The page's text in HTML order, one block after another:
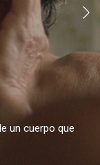
un cuerpo que